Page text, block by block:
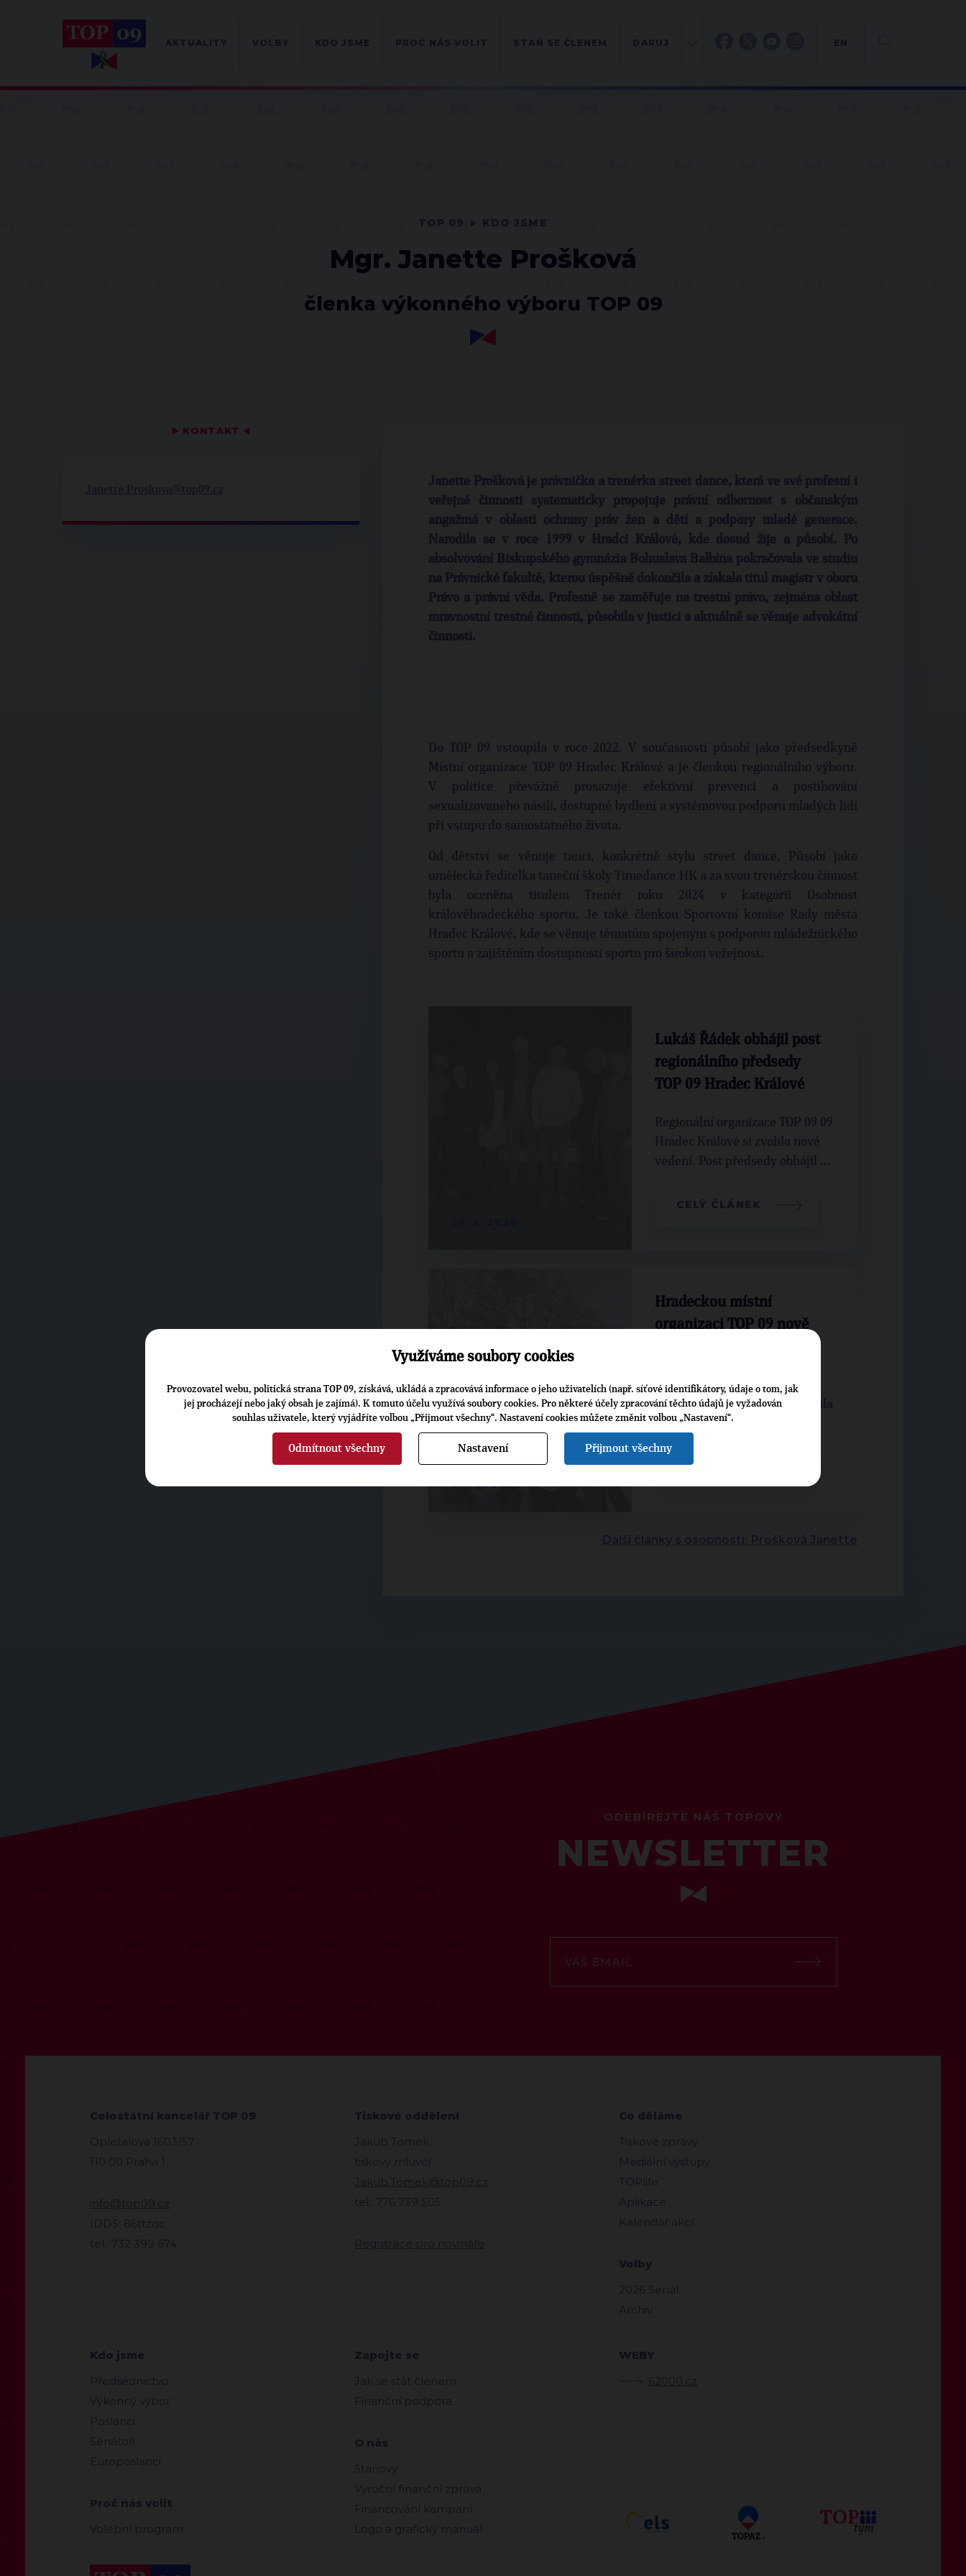
Mgr. Janette Prošková
členka výkonného výboru TOP 09
▶ KONTAKT ◀
Janette Prošková je právnička a trenérka street dance, která ve své profesní i
veřejné činnosti systematicky propojuje právní odbornost s občanským
angažmá v oblasti ochrany práv žen a dětí a podpory mladé generace.
Narodila se v roce 1999 v Hradci Králové, kde dosud žije a působí. Po
absolvování Biskupského gymnázia Bohuslava Balbína pokračovala ve studiu
na Právnické fakultě, kterou úspěšně dokončila a získala titul magistr v oboru
Právo a právní věda. Profesně se zaměřuje na trestní právo, zejména oblast
mravnostní trestné činnosti, působila v justici a aktuálně se věnuje advokátní
činnosti.
Do TOP 09 vstoupila v roce 2022. V současnosti působí jako předsedkyně
Místní organizace TOP 09 Hradec Králové a je členkou regionálního výboru.
V politice převážně prosazuje efektivní prevenci a postihování
sexualizovaného násilí, dostupné bydlení a systémovou podporu mladých lidí
při vstupu do samostatného života.
Od dětství se věnuje tanci, konkrétně stylu street dance. Působí jako
umělecká ředitelka taneční školy Timedance HK a za svou trenérskou činnost
byla oceněna titulem Trenér roku 2024 v kategorii Osobnost
královéhradeckého sportu. Je také členkou Sportovní komise Rady města
Hradec Králové, kde se věnuje tématům spojeným s podporou mládežnického
sportu a zajištěním dostupnosti sportu pro širokou veřejnost.
Lukáš Řádek obhájil post
regionálního předsedy
TOP 09 Hradec Králové
Regionální organizace TOP 09 09
Hradec Králové si zvolila nové
vedení. Post předsedy obhájil ...
CELÝ ČLÁNEK
24. 4. 2025
Hradeckou místní
organizaci TOP 09 nově
Hradecká místní organizace
TOP 09 si na svém sněmu zvolila
nové vedení. Novou př...
CELÝ ČLÁNEK
ODEBÍREJTE NÁŠ TOPOVÝ
NEWSLETTER
Celostátní kancelář TOP 09
Opletalova 1603/57
110 00 Praha 1
info@top09.cz
IDDS: 86ttzqc
tel.: 732 399 674
Tiskové oddělení
Jakub Tomek
tiskový mluvčí
Jakub.Tomek@top09.cz
tel.: 776 739 505
Registrace pro novináře
Co děláme
Tiskové zprávy
Mediální výstupy
TOPlife
Aplikace
Kalendář akcí
Volby
2026 Senát
Archiv
Kdo jsme
Předsednictvo
Výkonný výbor
Poslanci
Senátoři
Europoslanci
Proč nás volit
Volební program
Zapojte se
Jak se stát členem
Finanční podpora
O nás
Stanovy
Výroční finanční zpráva
Financování kampaní
Logo a grafický manuál
WEBY
62000.cz
Využíváme soubory cookies
Provozovatel webu, politická strana TOP 09, získává, ukládá a zpracovává informace o jeho uživatelích (např. síťové identifikátory, údaje o tom, jak
jej procházejí nebo jaký obsah je zajímá). K tomuto účelu využívá soubory cookies. Pro některé účely zpracování těchto údajů je vyžadován
souhlas uživatele, který vyjádříte volbou „Přijmout všechny“. Nastavení cookies můžete změnit volbou „Nastavení“.
Odmítnout všechny Nastavení Přijmout všechny